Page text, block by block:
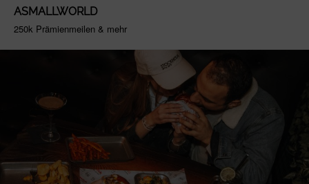
ASMALLWORLD
250k Prämienmeilen & mehr